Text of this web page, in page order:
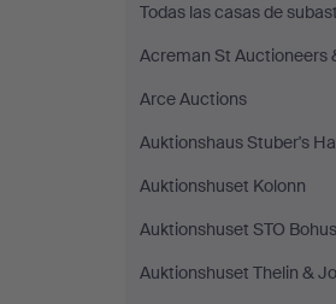
Todas las casas de
Acreman St Auctioneers
Arce Auctions
Auktionshaus Stuber's
Auktionshuset Kolonn
Auktionshuset STO
Auktionshuset Thelin &